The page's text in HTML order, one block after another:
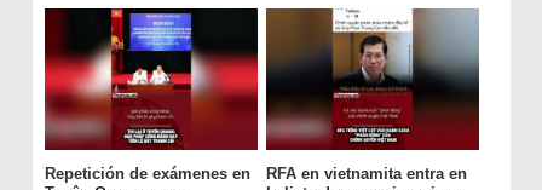
Repetición de exámenes en
RFA en vietnamita entra en